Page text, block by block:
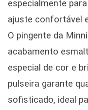
especialmente
ajuste confortável
O pingente da
acabamento
especial de cor e
pulseira garante
sofisticado, ideal